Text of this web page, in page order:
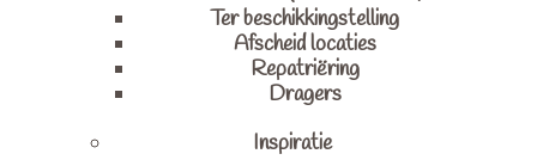
Ter beschikkingstelling
Afscheid locaties
Repatriëring
Dragers
Inspiratie